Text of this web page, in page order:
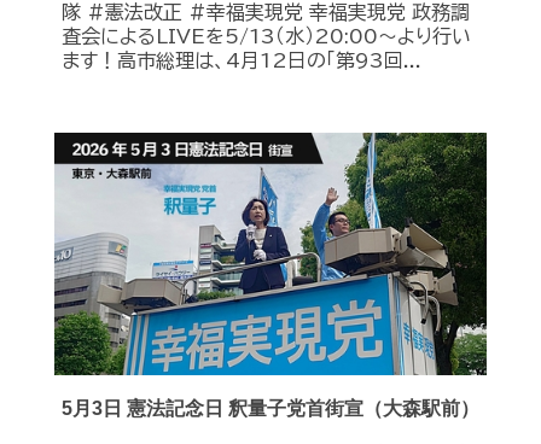
隊 #憲法改正 #幸福実現党 幸福実現党 政務調
査会によるLIVEを5/13（水）20:00〜より行い
ます！高市総理は、4月12日の「第93回...
5月3日 憲法記念日 釈量子党首街宣（大森駅前）